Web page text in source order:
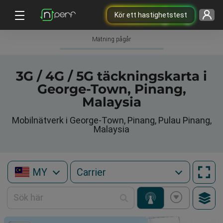
Kör ett hastighetstest
Mätning pågår
3G / 4G / 5G täckningskarta i
George-Town, Pinang,
Malaysia
Mobilnätverk i George-Town, Pinang, Pulau Pinang,
Malaysia
MY